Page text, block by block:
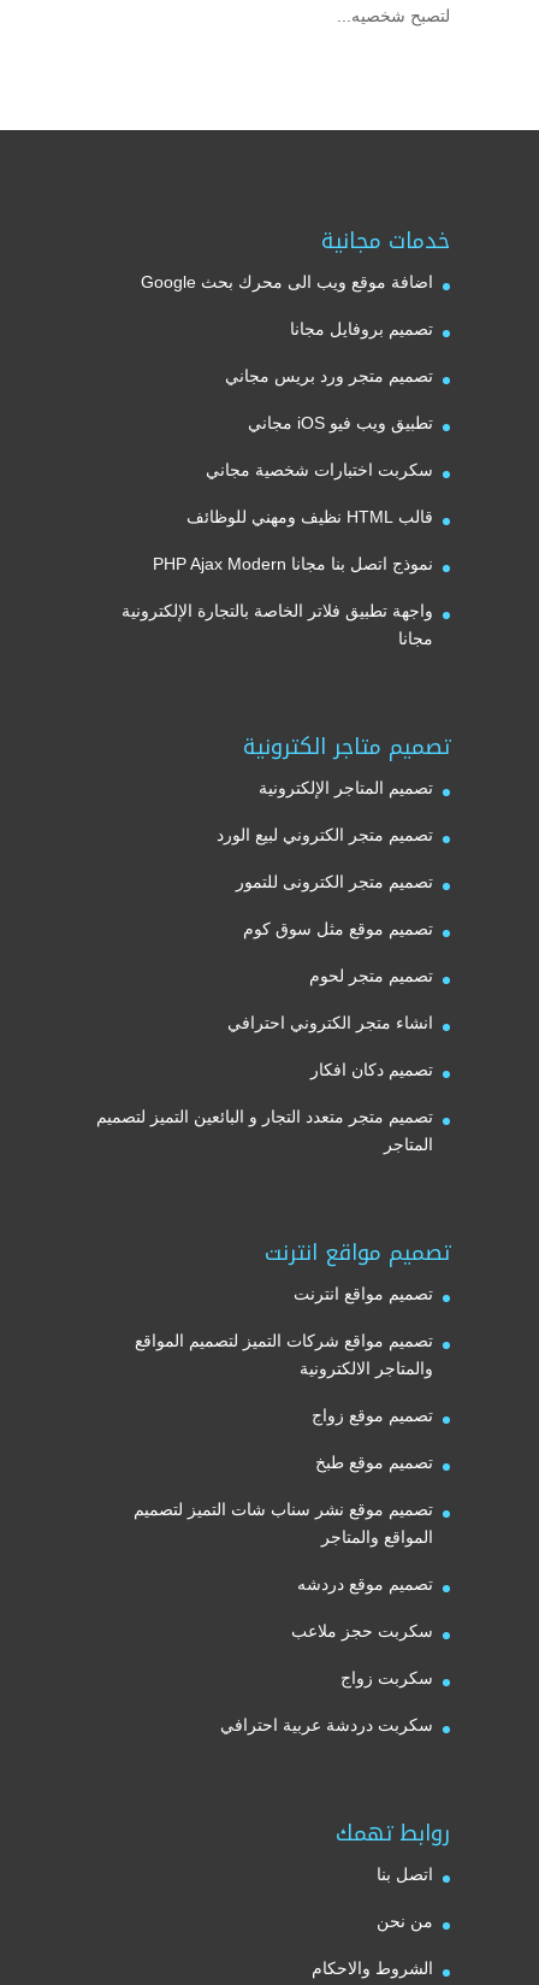
لتصبح شخصيه...
خدمات مجانية
اضافة موقع ويب الى محرك بحث Google
تصميم بروفايل مجانا
تصميم متجر ورد بريس مجاني
تطبيق ويب فيو iOS مجاني
سكربت اختبارات شخصية مجاني
قالب HTML نظيف ومهني للوظائف
نموذج اتصل بنا مجانا PHP Ajax Modern
واجهة تطبيق فلاتر الخاصة بالتجارة الإلكترونية
مجانا
تصميم متاجر الكترونية
تصميم المتاجر الإلكترونية
تصميم متجر الكتروني لبيع الورد
تصميم متجر الكترونى للتمور
تصميم موقع مثل سوق كوم
تصميم متجر لحوم
انشاء متجر الكتروني احترافي
تصميم دكان افكار
تصميم متجر متعدد التجار و البائعين التميز لتصميم
المتاجر
تصميم مواقع انترنت
تصميم مواقع انترنت
تصميم مواقع شركات التميز لتصميم المواقع
والمتاجر الالكترونية
تصميم موقع زواج
تصميم موقع طبخ
تصميم موقع نشر سناب شات التميز لتصميم
المواقع والمتاجر
تصميم موقع دردشه
سكربت حجز ملاعب
سكربت زواج
سكربت دردشة عربية احترافي
روابط تهمك
اتصل بنا
من نحن
الشروط والاحكام